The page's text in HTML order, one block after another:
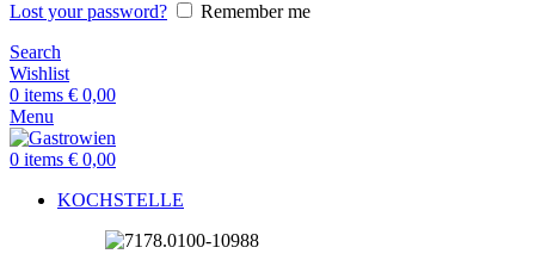
Lost your password?
Remember me
Search
Wishlist
0 items € 0,00
Menu
0 items € 0,00
KOCHSTELLE